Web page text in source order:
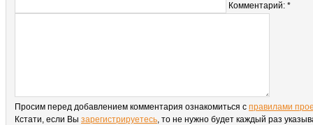
Комментарий: *
Просим перед добавлением комментария ознакомиться с правилами
Кстати, если Вы зарегистрируетесь, то не нужно будет каждый раз